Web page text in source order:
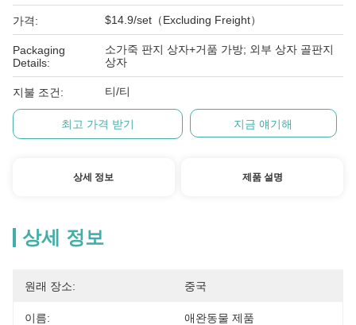
가격: $14.9/set（Excluding Freight）
Packaging
Details:
소가죽 판지 상자+거품 가방; 외부 상자 골판지
상자
지불 조건: 티/티
최고 가격 받기 지금 얘기해
상세 정보 제품 설명
상세 정보
원래 장소: 중국
이름: 애완동물 제품